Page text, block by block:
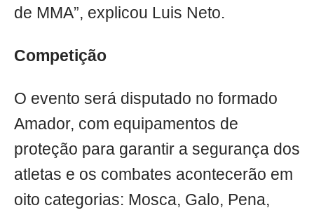
de MMA”, explicou Luis Neto.
Competição
O evento será disputado no formado
Amador, com equipamentos de
proteção para garantir a segurança dos
atletas e os combates acontecerão em
oito categorias: Mosca, Galo, Pena,